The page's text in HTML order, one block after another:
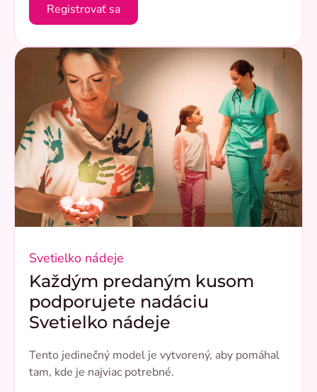
Registrovať sa
Svetielko nádeje
Každým predaným kusom
podporujete nadáciu
Svetielko nádeje
Tento jedinečný model je vytvorený, aby pomáhal
tam, kde je najviac potrebné.